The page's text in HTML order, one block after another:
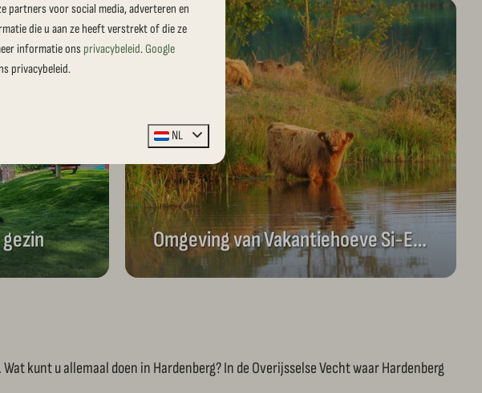
Omgeving van Vakantiehoeve Si-Es-An
kunt u allemaal doen in Hardenberg? In de Overijsselse Vecht waar Hardenberg
partners voor social media, adverteren en
die u aan ze heeft verstrekt of die ze
informatie ons privacybeleid.Google
privacybeleid.
NL